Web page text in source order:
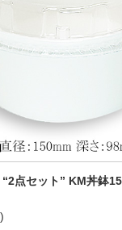
“2点セット” KM丼鉢